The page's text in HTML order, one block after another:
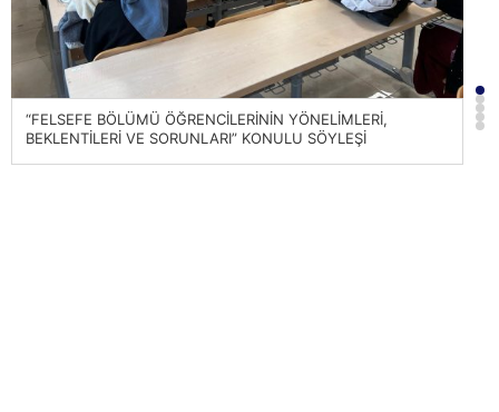
“FELSEFE BÖLÜMÜ ÖĞRENCİLERİNİN YÖNELİMLERİ,
BEKLENTİLERİ VE SORUNLARI” KONULU SÖYLEŞİ